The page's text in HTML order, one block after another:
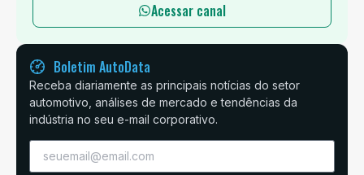
Acessar canal
Boletim AutoData
Receba diariamente as principais notícias do setor
automotivo, análises de mercado e tendências da
indústria no seu e-mail corporativo.